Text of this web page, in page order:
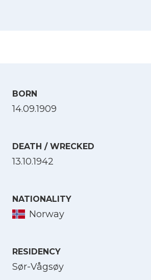
BORN
14.09.1909
DEATH / WRECKED
13.10.1942
NATIONALITY
Norway
RESIDENCY
Sør-Vågsøy
English